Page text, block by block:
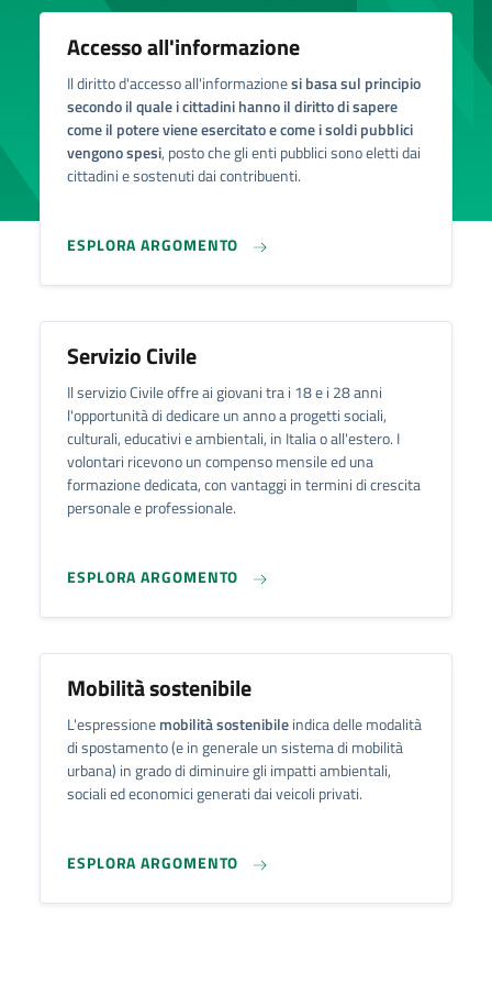
Accesso all'informazione
Il diritto d'accesso all'informazionesi basa sul principio
secondo il quale i cittadini hanno il diritto di sapere
come il potere viene esercitato e come i soldi pubblici
vengono spesi, posto che gli enti pubblici sono eletti dai
cittadini e sostenuti dai contribuenti.
ESPLORA ARGOMENTO
Servizio Civile
Il servizio Civile offre ai giovani tra i 18 e i 28 anni
l'opportunità di dedicare un anno a progetti sociali,
culturali, educativi e ambientali, in Italia o all'estero. I
volontari ricevono un compenso mensile ed una
formazione dedicata, con vantaggi in termini di crescita
personale e professionale.
ESPLORA ARGOMENTO
Mobilità sostenibile
L'espressionemobilità sostenibileindica delle modalità
di spostamento (e in generale un sistema di mobilità
urbana) in grado di diminuire gli impatti ambientali,
sociali ed economici generati dai veicoli privati.
ESPLORA ARGOMENTO